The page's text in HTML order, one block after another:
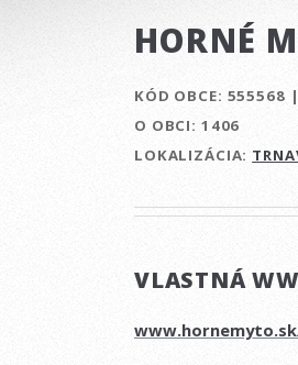
HORNÉ
KÓD OBCE: 555568 |
O OBCI: 1406
LOKALIZÁCIA:
VLASTNÁ